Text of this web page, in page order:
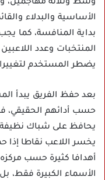
وسط وثلاثة مهاجمين،
الأساسية والبدلاء
بداية المنافسة، كما
المنتخبات وعدد
يضطر المستخدم
بعد حفظ الفريق يبدأ
حسب أدائهم الحقيقي،
يحافظ على شباك نظيفة
يخسر اللاعب نقاطا
أهدافا كثيرة حسب مركزه
الأسماء الكبيرة فقط،